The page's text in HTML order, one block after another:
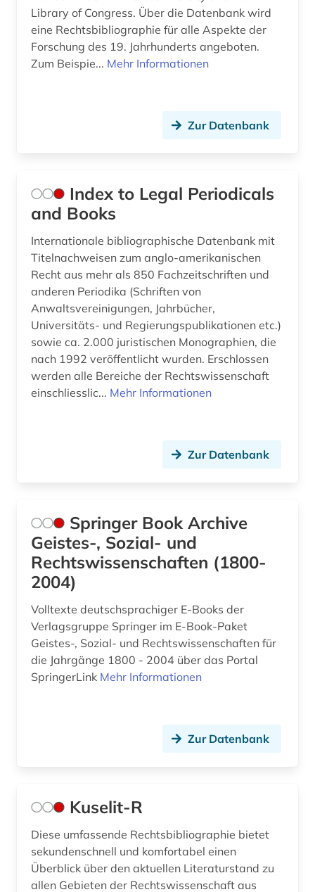
Library of Congress. Über die Datenbank wird
eine Rechtsbibliographie für alle Aspekte der
Forschung des 19. Jahrhunderts angeboten.
Zum Beispie... Mehr Informationen
Zur Datenbank
Index to Legal Periodicals
and Books
Internationale bibliographische Datenbank mit
Titelnachweisen zum anglo-amerikanischen
Recht aus mehr als 850 Fachzeitschriften und
anderen Periodika (Schriften von
Anwaltsvereinigungen, Jahrbücher,
Universitäts- und Regierungspublikationen etc.)
sowie ca. 2.000 juristischen Monographien, die
nach 1992 veröffentlicht wurden. Erschlossen
werden alle Bereiche der Rechtswissenschaft
einschliesslic... Mehr Informationen
Zur Datenbank
Springer Book Archive
Geistes-, Sozial- und
Rechtswissenschaften (1800-
2004)
Volltexte deutschsprachiger E-Books der
Verlagsgruppe Springer im E-Book-Paket
Geistes-, Sozial- und Rechtswissenschaften für
die Jahrgänge 1800 - 2004 über das Portal
SpringerLink Mehr Informationen
Zur Datenbank
Kuselit-R
Diese umfassende Rechtsbibliographie bietet
sekundenschnell und komfortabel einen
Überblick über den aktuellen Literaturstand zu
allen Gebieten der Rechtswissenschaft aus